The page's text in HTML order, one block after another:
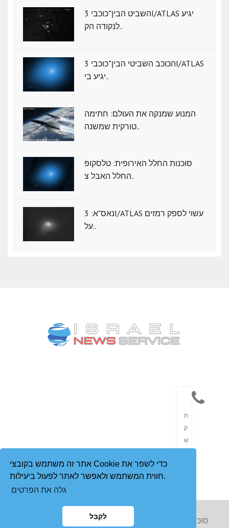
אתר זה משתמש בקובצי Cookie כדי לשפר את
חווית המשתמש ולאפשר לאתר לפעול ביעילות.
גלה את הפרטים
לְקַבֵּל
השביט הבין־כוכבי 3I/ATLAS יגיע
לנקודה הק..
הכוכב השביטי הבין־כוכבי 3I/ATLAS
יגיע בי..
המנוע שמנקה את העולם: חתימה
טורקית שמשנה..
סוכנות החלל האירופית: טלסקופ
החלל האבל צ..
נאס"א: ‏3I/ATLAS עשוי לספק רמזים
על..
תִ
ק
שׁ